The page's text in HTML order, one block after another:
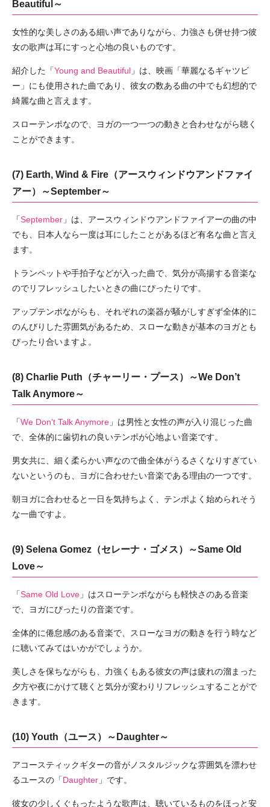
Beautiful～
女性的な美しさのある細い声でありながら、力強さも併せ持つ彼
女の歌声は耳にすっと心地の良いものです。
紹介した「Young and Beautiful 」は、映画「華麗なるギャツビ
ー」にも使用された曲であり、彼女の数ある曲の中でも幻想的で
綺麗な曲と言えます。
スローテンポなので、ヨガの一つ一つの動きと合わせながら聴く
ことができます。
(7) Earth, Wind & Fire（アースウィンドウアンドファイ
アー）～September～
「September 」は、アースウィンドウアンドファイアーの曲の中
でも、日本人なら一度は耳にしたことがあるほど有名な曲と言え
ます。
トランペットや手拍子などが入った曲で、気分が高揚する音楽な
のでリフレッシュしたいときの曲にぴったりです。
アップテンポながらも、それぞれの楽器が騒がしすぎず全体的に
のんびりした雰囲気があるため、スローな動きが基本のヨガとも
ぴったり合いますよ。
(8) Charlie Puth（チャーリー・プース）～We Don’t
Talk Anymore～
「We Don’t Talk Anymore 」は男性と女性の声が入り混じった曲
で、全体的に歯切れの良いテンポが心地よい音楽です。
男女共に、細く柔らかい声なので曲全体がうるさくなりすぎてい
ないというのも、ヨガに合わせたい音楽である理由の一つです。
朝ヨガに合わせると一日を気持ちよく、テンポよく始められそう
な一曲ですよ。
(9) Selena Gomez（セレーナ・ゴメス）～Same Old
Love～
「Same Old Love 」はスローテンポながらも軽快さのある音楽
で、ヨガにぴったりの音楽です。
全体的に倦怠感のある音楽で、スローなヨガの動きを行う時など
に聴いてみてはいかがでしょうか。
美しさを保ちながらも、力強くもある彼女の声は疲れの溜まった
夕方や夜にかけて聴くと気分が変わりリフレッシュすることがで
きます。
(10) Youth（ユース）～Daughter～
アコースティックギターの音がノスタルジックな雰囲気を漂わせ
るユースの「Daughter 」です。
彼女の少しくぐもったような歌声は、聴いているものをほっと安